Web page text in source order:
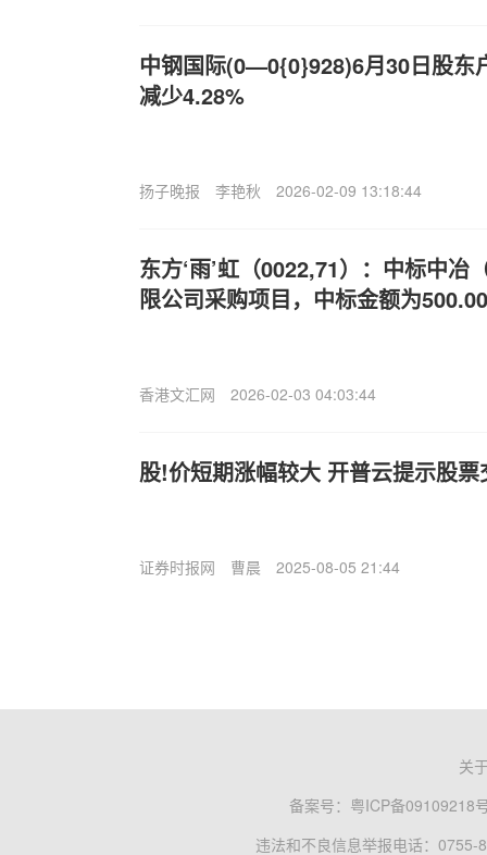
中钢国际(0—0{0}928)6月30日股东
减少4.28%
扬子晚报 李艳秋 2026-02-09 13:18:44
东方‘雨’虹（0022,71）：中标中冶
限公司采购项目，中标金额为
香港文汇网 2026-02-03 04:03:44
股!价短期涨幅较大 开普云提示股票
证券时报网 曹晨 2025-08-05 21:44
关
备案号： 粤ICP备09109218
违法和不良信息举报电话：0755-